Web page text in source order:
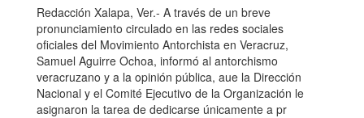
Redacción Xalapa, Ver.- A través de un breve
pronunciamiento circulado en las redes sociales
oficiales del Movimiento Antorchista en Veracruz,
Samuel Aguirre Ochoa, informó al antorchismo
veracruzano y a la opinión pública, aue la Dirección
Nacional y el Comité Ejecutivo de la Organización le
asignaron la tarea de dedicarse únicamente a pr